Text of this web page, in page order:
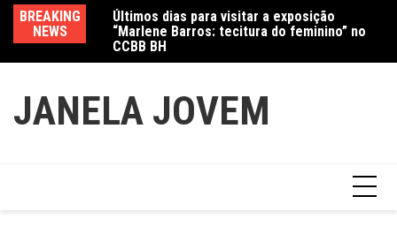
conteúdo
BREAKING
NEWS
Últimos dias para visitar a exposição
“Marlene Barros: tecitura do feminino” no
CCBB BH
Amanda Mangili transforma beleza e
JANELA JOVEM